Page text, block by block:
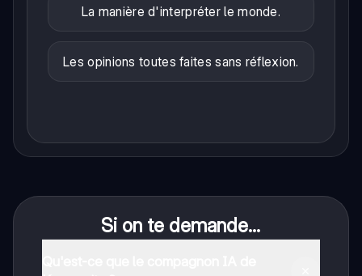
La manière d'interpréter le monde.
Les opinions toutes faites sans réflexion.
Si on te demande...